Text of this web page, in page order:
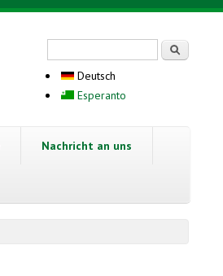
Deutsch
Esperanto
Nachricht an uns